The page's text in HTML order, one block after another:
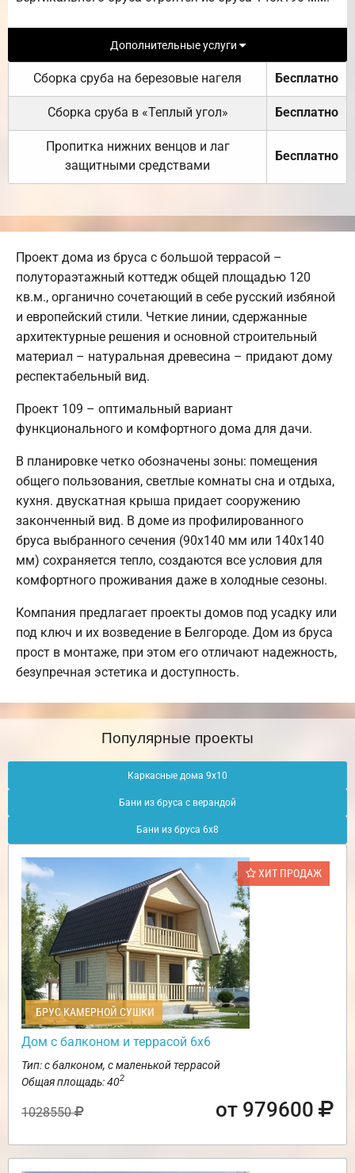
Дополнительные услуги
Сборка сруба на березовые нагеля Бесплатно
Сборка сруба в «Теплый угол» Бесплатно
Пропитка нижних венцов и лаг
защитными средствами
Бесплатно
Проект дома из бруса с большой террасой –
полутораэтажный коттедж общей площадью 120
кв.м., органично сочетающий в себе русский избяной
и европейский стили. Четкие линии, сдержанные
архитектурные решения и основной строительный
материал – натуральная древесина – придают дому
респектабельный вид.
Проект 109 – оптимальный вариант
функционального и комфортного дома для дачи.
В планировке четко обозначены зоны: помещения
общего пользования, светлые комнаты сна и отдыха,
кухня. двускатная крыша придает сооружению
законченный вид. В доме из профилированного
бруса выбранного сечения (90х140 мм или 140х140
мм) сохраняется тепло, создаются все условия для
комфортного проживания даже в холодные сезоны.
Компания предлагает проекты домов под усадку или
под ключ и их возведение в Белгороде. Дом из бруса
прост в монтаже, при этом его отличают надежность,
безупречная эстетика и доступность.
Популярные проекты
Каркасные дома 9х10
Бани из бруса с верандой
Бани из бруса 6х8
ХИТ ПРОДАЖ
БРУС КАМЕРНОЙ СУШКИ
Дом с балконом и террасой 6х6
Тип: с балконом, с маленькой террасой
Общая площадь: 402
1028550 от 979600